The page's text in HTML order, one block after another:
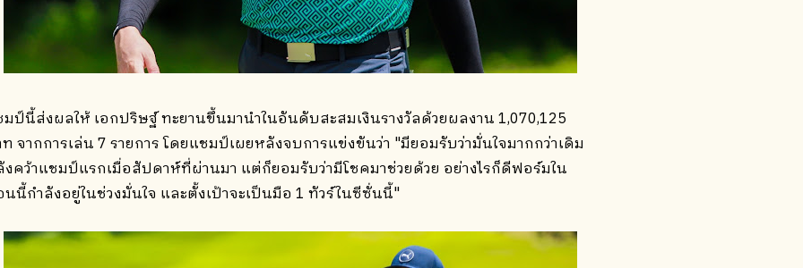
ป์นี้ส่งผลให้ เอกปริษฐ์ ทะยานขึ้นมานำในอันดับสะสมเงินรางวัลด้วยผลงาน 1,070,125
จากการเล่น 7 รายการ โดยแชมป์เผยหลังจบการแข่งขันว่า "มียอมรับว่ามั่นใจมากกว่าเดิม
คว้าแชมป์แรกเมื่อสัปดาห์ที่ผ่านมา แต่ก็ยอมรับว่ามีโชคมาช่วยด้วย อย่างไรก็ดีฟอร์มใน
นี้กำลังอยู่ในช่วงมั่นใจ และตั้งเป้าจะเป็นมือ 1 ทัวร์ในซีซั่นนี้"